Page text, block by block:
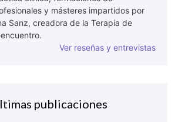
y másteres impartidos por
Sanz, creadora de la Terapia de
Ver reseñas y entrevistas
publicaciones